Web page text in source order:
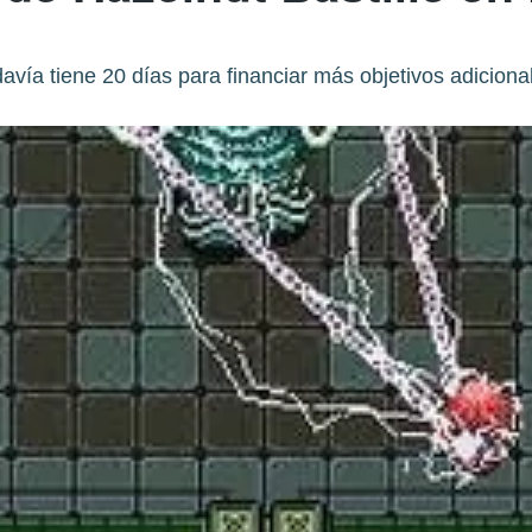
tiene 20 días para financiar más objetivos